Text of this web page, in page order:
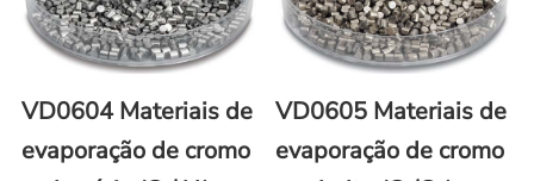
VD0604 Materiais de
evaporação de cromo
VD0605 Materiais de
evaporação de cromo